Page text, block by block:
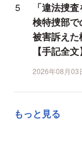
「違法捜
検特捜部で
被害訴え
【手記全文
2026年08月03
もっと見る